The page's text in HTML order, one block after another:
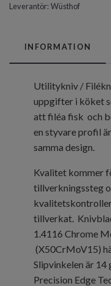
Leverantör:Wüsthof
INFORMATION
Utilitykniv /
uppgifter i köket
att filéa fisk och
en styvare profil
samma design.
Kvalitet kommer
tillverkningssteg
tillverkat.
1.4116 Chrome
(X50CrMoV15)
Slipvinkelen är 14
Precision Edge